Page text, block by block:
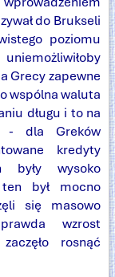
do Brukseli
poziomu
Grecy zapewne
wspólna waluta
długu i to na
- dla Greków
kredyty
były wysoko
był mocno
się masowo
wzrost
rosnąć